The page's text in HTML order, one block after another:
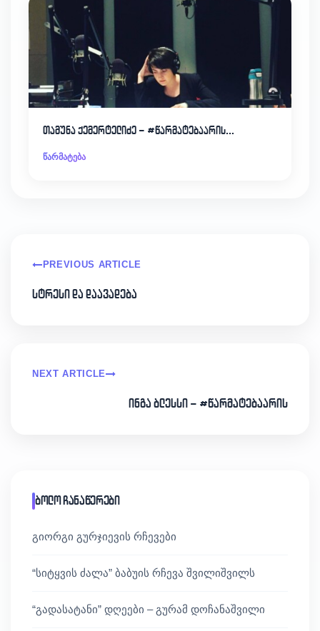
თამუნა ქემერტელიძე – #წარმატებაარის…
წარმატება
PREVIOUS ARTICLE
სტრესი და დაავადება
NEXT ARTICLE
ინგა ბლესსი – #წარმატებაარის
ბოლო ჩანაწერები
გიორგი გურჯიევის რჩევები
“სიტყვის ძალა” ბაბუის რჩევა შვილიშვილს
“გადასატანი” დღეები – გურამ დოჩანაშვილი